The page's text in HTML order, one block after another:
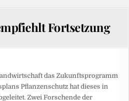
Fortsetzung
das Zukunftsprogramm
Pflanzenschutz hat dieses in
Zwei Forschende der